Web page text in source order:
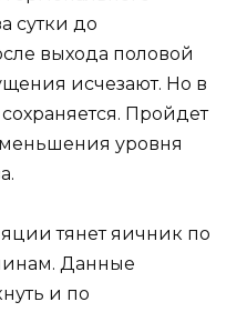
сутки до
выхода половой
исчезают. Но в
Пройдет
уровня
тянет яичник по
Данные
и по